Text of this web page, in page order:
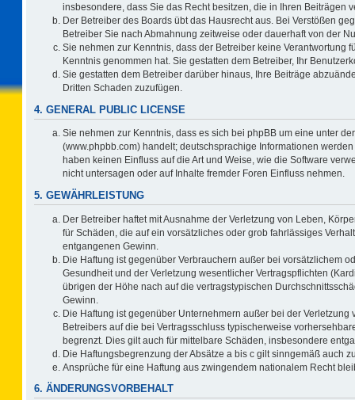
insbesondere, dass Sie das Recht besitzen, die in Ihren Beiträgen
Der Betreiber des Boards übt das Hausrecht aus. Bei Verstößen
Betreiber Sie nach Abmahnung zeitweise oder dauerhaft von der
Sie nehmen zur Kenntnis, dass der Betreiber keine Verantwortung
Kenntnis genommen hat. Sie gestatten dem Betreiber, Ihr
Sie gestatten dem Betreiber darüber hinaus, Ihre Beiträge
Dritten Schaden zuzufügen.
4. GENERAL PUBLIC LICENSE
Sie nehmen zur Kenntnis, dass es sich bei phpBB um eine unter der
(www.phpbb.com) handelt; deutschsprachige Informationen
haben keinen Einfluss auf die Art und Weise, wie die Software
nicht untersagen oder auf Inhalte fremder Foren Einfluss nehmen.
5. GEWÄHRLEISTUNG
Der Betreiber haftet mit Ausnahme der Verletzung von Leben,
für Schäden, die auf ein vorsätzliches oder grob fahrlässiges
entgangenen Gewinn.
Die Haftung ist gegenüber Verbrauchern außer bei vorsätzlichem
Gesundheit und der Verletzung wesentlicher Vertragspflichten
übrigen der Höhe nach auf die vertragstypischen
Gewinn.
Die Haftung ist gegenüber Unternehmern außer bei der
Betreibers auf die bei Vertragsschluss typischerweise
begrenzt. Dies gilt auch für mittelbare Schäden, insbesondere
Die Haftungsbegrenzung der Absätze a bis c gilt sinngemäß auch
Ansprüche für eine Haftung aus zwingendem nationalem Recht
6. ÄNDERUNGSVORBEHALT